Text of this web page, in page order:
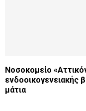
Νοσοκομείο
ενδοοικογενειακής
μάτια